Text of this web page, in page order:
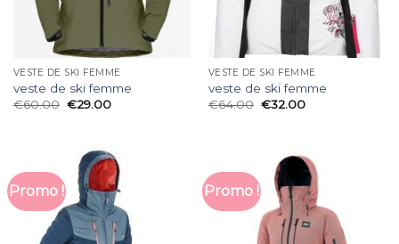
VESTE DE SKI FEMME
veste de ski femme
€60.00 €29.00
VESTE DE SKI FEMME
veste de ski femme
€64.00 €32.00
Promo ! Promo !